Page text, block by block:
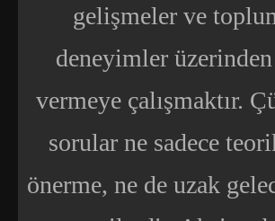
gelişmeler ve
deneyimler üzerinden
vermeye çalışmaktır.
sorular ne sadece
önerme, ne de uzak